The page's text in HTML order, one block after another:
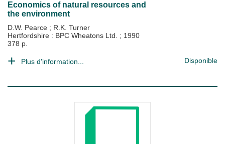
Economics of natural resources and
the environment
D.W. Pearce ; R.K. Turner
Hertfordshire : BPC Wheatons Ltd. ; 1990
378 p.
Plus d'information... Disponible